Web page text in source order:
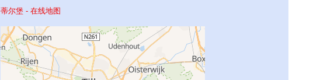
蒂尔堡 - 在线地图